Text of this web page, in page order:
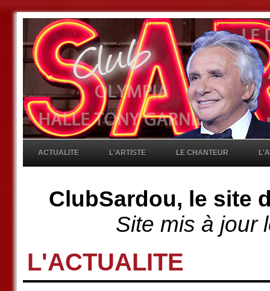
ACTUALITE L'ARTISTE LE CHANTEUR
ClubSardou, le site
Site mis à jour
L'ACTUALITE